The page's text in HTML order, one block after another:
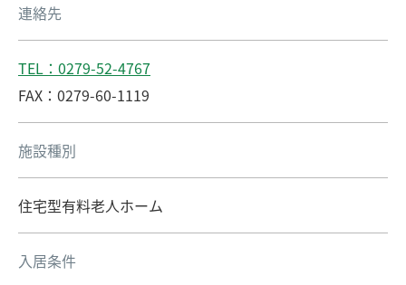
連絡先
TEL：0279-52-4767
FAX：0279-60-1119
施設種別
住宅型有料老人ホーム
入居条件